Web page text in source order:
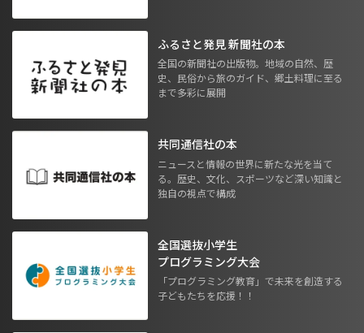
ふるさと発見 新聞社の本
全国の新聞社の出版物。地域の自然、歴
史、民俗から旅のガイド、郷土料理に至る
まで多彩に展開
共同通信社の本
ニュースと情報の世界に新たな光を当て
る。歴史、文化、スポーツなど深い知識と
独自の視点で構成
全国選抜小学生
プログラミング大会
「プログラミング教育」で未来を創造する
子どもたちを応援！！